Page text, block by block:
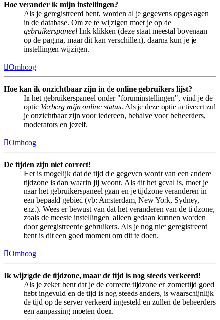
Hoe verander ik mijn instellingen?
Als je geregistreerd bent, worden al je gegevens opgeslagen
in de database. Om ze te wijzigen moet je op de
gebruikerspaneel link klikken (deze staat meestal bovenaan
op de pagina, maar dit kan verschillen), daarna kun je je
instellingen wijzigen.
Omhoog
Hoe kan ik onzichtbaar zijn in de online gebruikers lijst?
In het gebruikerspaneel onder "foruminstellingen", vind je de
optie Verberg mijn online status. Als je deze optie activeert zul
je onzichtbaar zijn voor iedereen, behalve voor beheerders,
moderators en jezelf.
Omhoog
De tijden zijn niet correct!
Het is mogelijk dat de tijd die gegeven wordt van een andere
tijdzone is dan waarin jij woont. Als dit het geval is, moet je
naar het gebruikerspaneel gaan en je tijdzone veranderen in
een bepaald gebied (vb: Amsterdam, New York, Sydney,
enz.). Wees er bewust van dat het veranderen van de tijdzone,
zoals de meeste instellingen, alleen gedaan kunnen worden
door geregistreerde gebruikers. Als je nog niet geregistreerd
bent is dit een goed moment om dit te doen.
Omhoog
Ik wijzigde de tijdzone, maar de tijd is nog steeds verkeerd!
Als je zeker bent dat je de correcte tijdzone en zomertijd goed
hebt ingevuld en de tijd is nog steeds anders, is waarschijnlijk
de tijd op de server verkeerd ingesteld en zullen de beheerders
een aanpassing moeten doen.